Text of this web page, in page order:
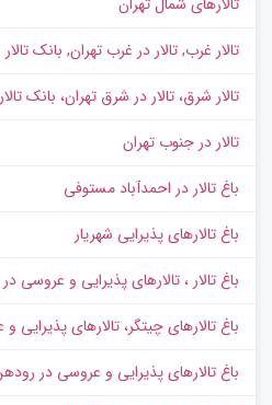
تالار غرب, تالار در غرب تهران, بانک تالار
تالار شرق، تالار در شرق تهران، بانک تالار
تالار در جنوب تهران
باغ تالار در احمدآباد مستوفی
باغ تالارهای پذیرایی شهریار
باغ تالار ، تالارهای پذیرایی و عروسی
باغ تالارهای چیتگر، تالارهای پذیرایی
باغ تالارهای پذیرایی و عروسی در